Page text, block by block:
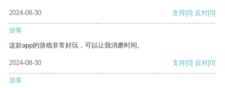
2024-08-30 支持[0] 反对[0]
游客
这款app的游戏非常好玩，可以让我消磨时间。
2024-08-30 支持[0] 反对[0]
游客